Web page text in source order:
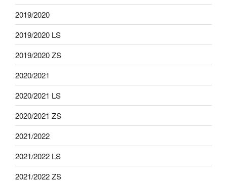
2019/2020
2019/2020 LS
2019/2020 ZS
2020/2021
2020/2021 LS
2020/2021 ZS
2021/2022
2021/2022 LS
2021/2022 ZS